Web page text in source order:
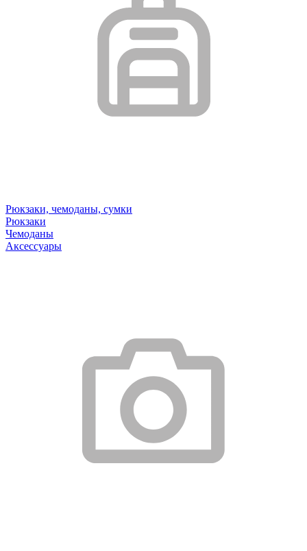
Рюкзаки, чемоданы, сумки
Рюкзаки
Чемоданы
Аксессуары